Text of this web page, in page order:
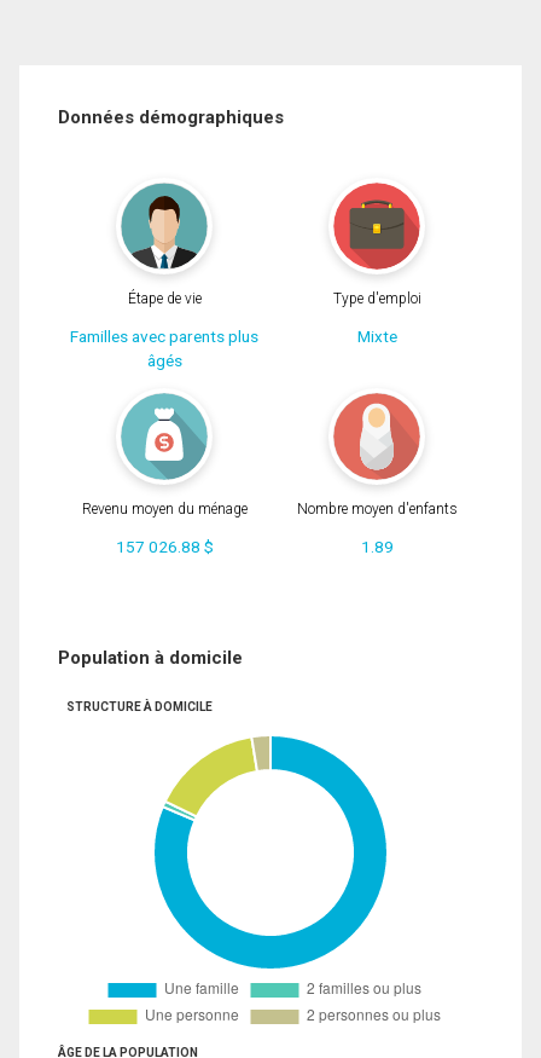
Données démographiques
Étape de vie
Familles avec parents plus
âgés
Type d'emploi
Mixte
Revenu moyen du ménage
157 026.88 $
Nombre moyen d'enfants
1.89
Population à domicile
STRUCTURE À DOMICILE
ÂGE DE LA POPULATION